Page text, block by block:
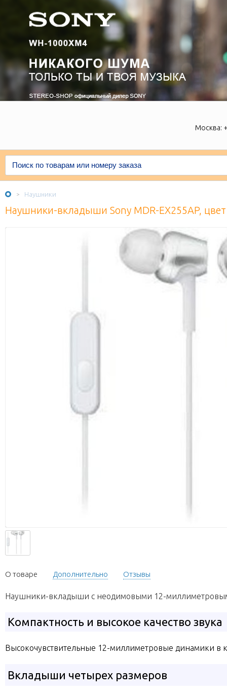
Москва:
> Наушники
Наушники-вкладыши Sony MDR-EX255AP,
О товаре Дополнительно Отзывы
Наушники-вкладыши с неодимовыми 12-
Компактность и высокое качество звука
Высокочувствительные 12-миллиметровые динамики в
Вкладыши четырех размеров